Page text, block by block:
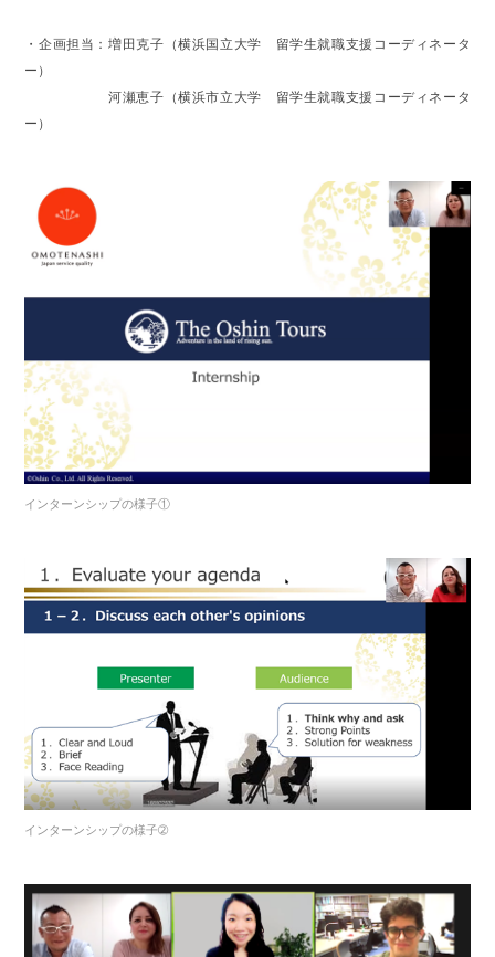
・企画担当：増田克子（横浜国立大学 留学生就職支援コーディネータ
ー）
河瀬恵子（横浜市立大学 留学生就職支援コーディネータ
ー）
インターンシップの様子①
インターンシップの様子➁